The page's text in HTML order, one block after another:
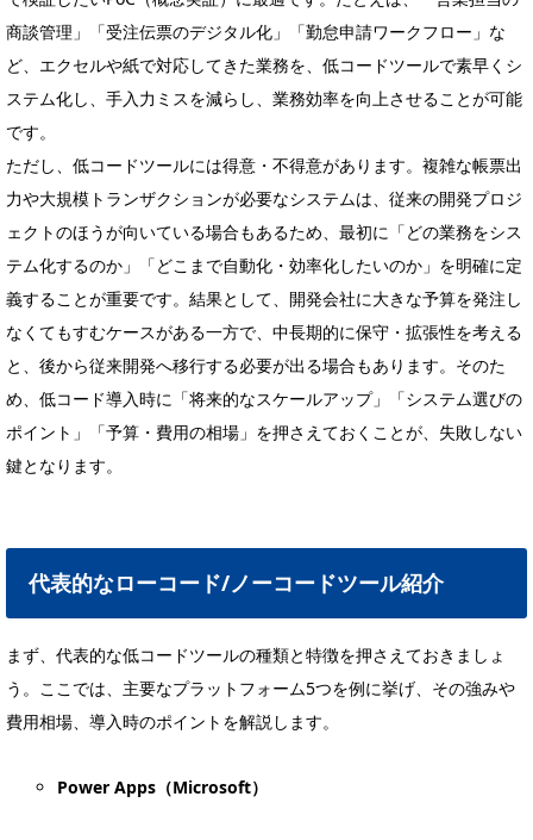
商談管理」「受注伝票のデジタル化」「勤怠申請ワークフロー」な
ど、エクセルや紙で対応してきた業務を、低コードツールで素早くシ
ステム化し、手入力ミスを減らし、業務効率を向上させることが可能
です。
ただし、低コードツールには得意・不得意があります。複雑な帳票出
力や大規模トランザクションが必要なシステムは、従来の開発プロジ
ェクトのほうが向いている場合もあるため、最初に「どの業務をシス
テム化するのか」「どこまで自動化・効率化したいのか」を明確に定
義することが重要です。結果として、開発会社に大きな予算を発注し
なくてもすむケースがある一方で、中長期的に保守・拡張性を考える
と、後から従来開発へ移行する必要が出る場合もあります。そのた
め、低コード導入時に「将来的なスケールアップ」「システム選びの
ポイント」「予算・費用の相場」を押さえておくことが、失敗しない
鍵となります。
代表的なローコード/ノーコードツール紹介
まず、代表的な低コードツールの種類と特徴を押さえておきましょ
う。ここでは、主要なプラットフォーム5つを例に挙げ、その強みや
費用相場、導入時のポイントを解説します。
Power Apps（Microsoft）